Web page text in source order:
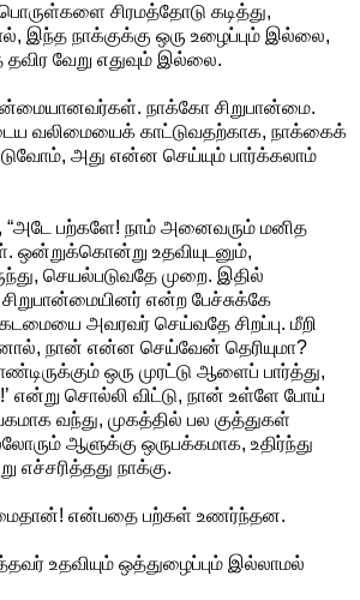
சிரமத்தோடு கடித்து,
இந்த நாக்குக்கு ஒரு உழைப்பும் இல்லை,
வேறு எதுவும் இல்லை.
நாக்கோ சிறுபான்மை.
வலிமையைக் காட்டுவதற்காக, நாக்கைக்
அது என்ன செய்யும் பார்க்கலாம்
“அடே பற்களே! நாம் அனைவரும் மனித
ஒன்றுக்கொன்று உதவியுடனும்,
செயல்படுவதே முறை. இதில்
என்ற பேச்சுக்கே
அவரவர் செய்வதே சிறப்பு. மீறி
நான் என்ன செய்வேன் தெரியுமா?
ஒரு முரட்டு ஆளைப் பார்த்து,
என்று சொல்லி விட்டு, நான் உள்ளே போய்
வந்து, முகத்தில் பல குத்துகள்
ஆளுக்கு ஒருபக்கமாக, உதிர்ந்து
எச்சரித்தது நாக்கு.
என்பதை பற்கள் உணர்ந்தன.
உதவியும் ஒத்துழைப்பும் இல்லாமல்